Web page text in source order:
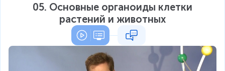
05. Основные органоиды клетки
растений и животных